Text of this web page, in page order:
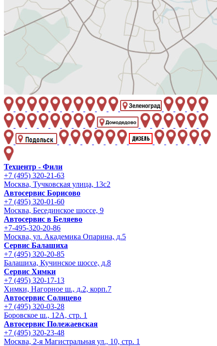
Техцентр - Фили
+7 (495) 320-21-63
Москва, Тучковская улица, 13с2
Автосервис Борисово
+7 (495) 320-01-60
Москва, Бесединское шоссе, 9
Автосервис в Беляево
+7-495-320-20-86
Москва, ул. Академика Опарина, д.5
Сервис Балашиха
+7 (495) 320-20-85
Балашиха, Кучинское шоссе, д.8
Сервис Химки
+7 (495) 320-17-13
Химки, Нагорное ш., д.2, корп.7
Автосервис Солнцево
+7 (495) 320-03-28
Боровское ш., 12А, стр. 1
Автосервис Полежаевская
+7 (495) 320-23-48
Москва, 2-я Магистральная ул., 10, стр. 1